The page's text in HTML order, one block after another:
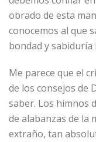
obrado de esta
conocemos al que
bondad y sabiduría
Me parece que el
de los consejos de
saber. Los himnos
de alabanzas de la
extraño, tan